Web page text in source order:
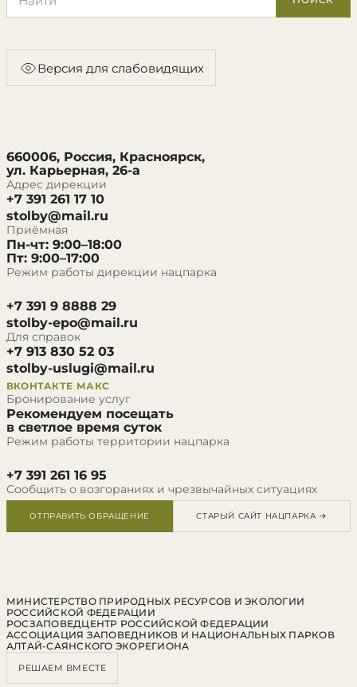
Версия для слабовидящих
660006, Россия, Красноярск,
ул. Карьерная, 26-а
Адрес дирекции
+7 391 261 17 10
stolby@mail.ru
Приёмная
Пн-чт: 9:00–18:00
Пт: 9:00–17:00
Режим работы дирекции нацпарка
+7 391 9 8888 29
stolby-epo@mail.ru
Для справок
+7 913 830 52 03
stolby-uslugi@mail.ru
ВКОНТАКТЕ МАКС
Бронирование услуг
Рекомендуем посещать
в светлое время суток
Режим работы территории нацпарка
+7 391 261 16 95
Сообщить о возгораниях и чрезвычайных ситуациях
ОТПРАВИТЬ ОБРАЩЕНИЕ СТАРЫЙ САЙТ НАЦПАРКА →
МИНИСТЕРСТВО ПРИРОДНЫХ РЕСУРСОВ И ЭКОЛОГИИ
РОССИЙСКОЙ ФЕДЕРАЦИИ
РОСЗАПОВЕДЦЕНТР РОССИЙСКОЙ ФЕДЕРАЦИИ
АССОЦИАЦИЯ ЗАПОВЕДНИКОВ И НАЦИОНАЛЬНЫХ ПАРКОВ
АЛТАЙ-САЯНСКОГО ЭКОРЕГИОНА
РЕШАЕМ ВМЕСТЕ